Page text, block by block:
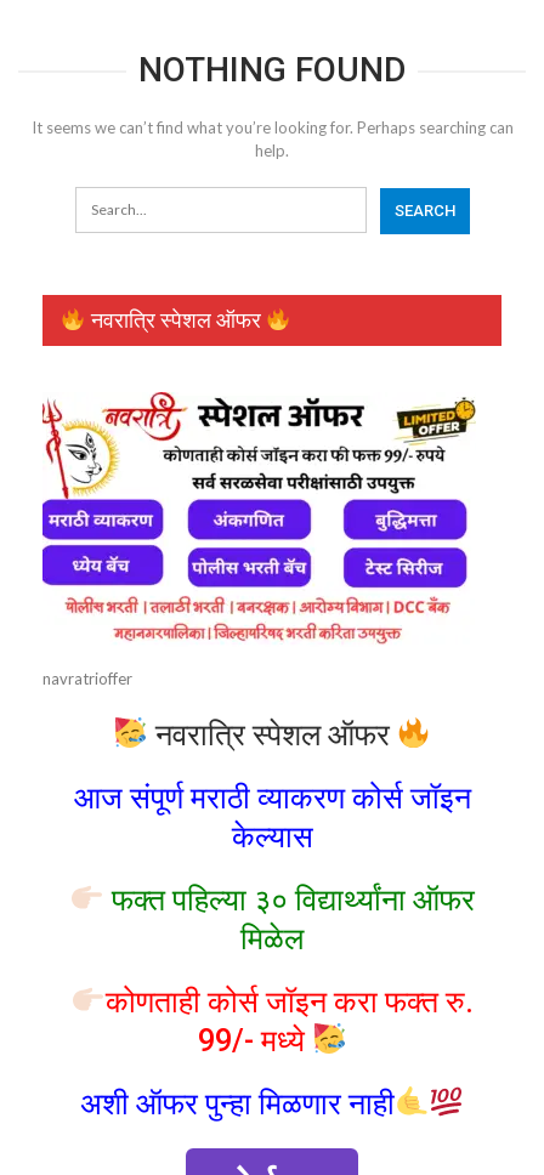
NOTHING FOUND
It seems we can’t find what you’re looking for. Perhaps searching can
help.
नवरात्रि स्पेशल ऑफर
navratrioffer
नवरात्रि स्पेशल ऑफर
आज संपूर्ण मराठी व्याकरण कोर्स जॉइन
केल्यास
फक्त पहिल्या ३० विद्यार्थ्यांना ऑफर
मिळेल
कोणताही कोर्स जॉइन करा फक्त रु.
99/- मध्ये
अशी ऑफर पुन्हा मिळणार नाही